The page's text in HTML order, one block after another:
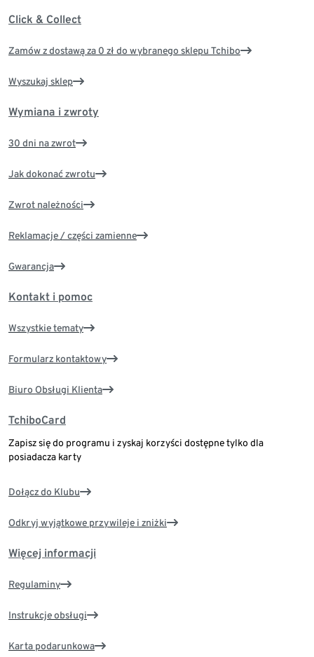
Click & Collect
Zamów z dostawą za 0 zł do wybranego sklepu Tchibo
Wyszukaj sklep
Wymiana i zwroty
30 dni na zwrot
Jak dokonać zwrotu
Zwrot należności
Reklamacje / części zamienne
Gwarancja
Kontakt i pomoc
Wszystkie tematy
Formularz kontaktowy
Biuro Obsługi Klienta
TchiboCard
Zapisz się do programu i zyskaj korzyści dostępne tylko dla
posiadacza karty
Dołącz do Klubu
Odkryj wyjątkowe przywileje i zniżki
Więcej informacji
Regulaminy
Instrukcje obsługi
Karta podarunkowa